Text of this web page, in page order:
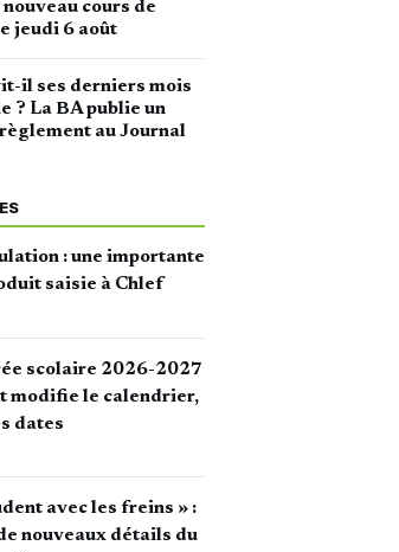
cours de
jeudi 6 août
il ses derniers mois
? La BA publie un
au Journal
: une importante
saisie à Chlef
scolaire 2026-2027
modifie le calendrier,
dates
avec les freins » :
nouveaux détails du